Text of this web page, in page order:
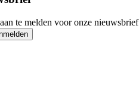
te melden voor onze nieuwsbrief